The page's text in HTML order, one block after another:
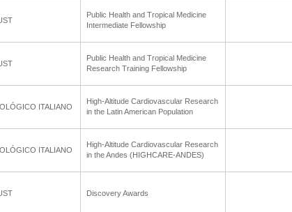
Public Health and Tropical Medicine
Intermediate Fellowship
Public Health and Tropical Medicine
Research Training Fellowship
ITALIANO
High-Altitude Cardiovascular Research
in the Latin American Population
ITALIANO
High-Altitude Cardiovascular Research
in the Andes (HIGHCARE-ANDES)
Discovery Awards